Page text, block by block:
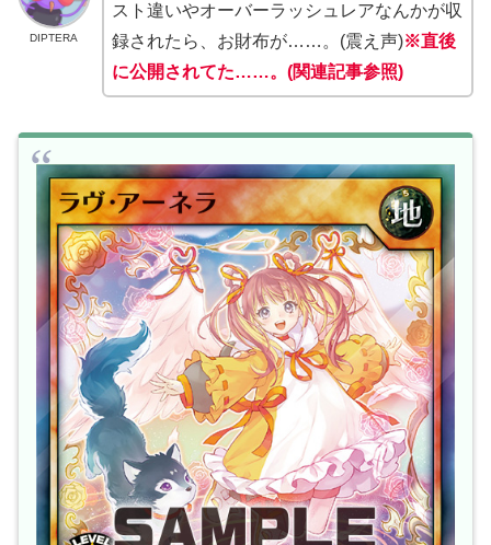
DIPTERA
スト違いやオーバーラッシュレアなんかが収
録されたら、お財布が……。(震え声)※直後
に公開されてた……。(関連記事参照)